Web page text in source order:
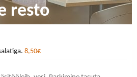
resto
8,50€